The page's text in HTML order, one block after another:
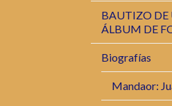
BAUTIZO DE
ÁLBUM DE
Biografías
Mandaor: